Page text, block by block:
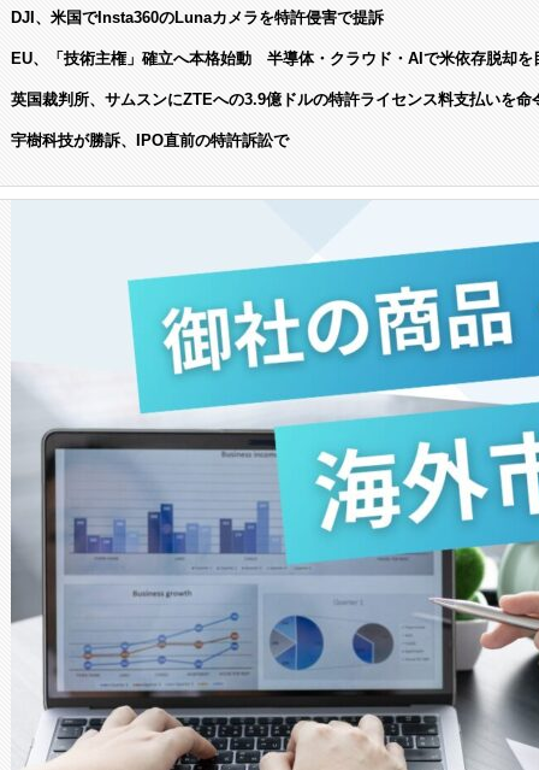
DJI、米国でInsta360のLunaカメラを特許侵害で提訴
EU、「技術主権」確立へ本格始動 半導体・クラウド・AIで米依存脱却を
英国裁判所、サムスンにZTEへの3.9億ドルの特許ライセンス料支払いを命
宇樹科技が勝訴、IPO直前の特許訴訟で